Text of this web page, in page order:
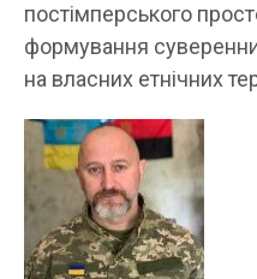
постімперського
формування
на власних етнічних